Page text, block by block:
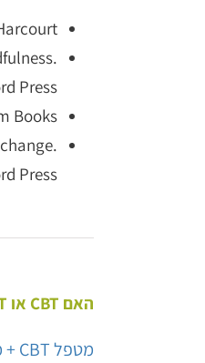
Press
Books
Press
האם CBT או ACT יכולים לעזור לך או לקרובים לך?
מטפל CBT + מטפל ACT